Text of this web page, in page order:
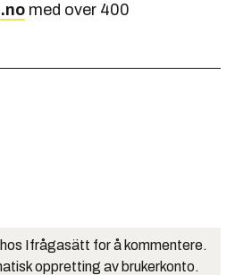
med over 400
Ifrågasätt for å kommentere.
oppretting av brukerkonto.